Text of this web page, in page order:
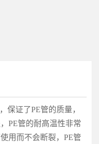
保证了PE管的质量，
PE管的耐高温性非常
用而不会断裂，PE管